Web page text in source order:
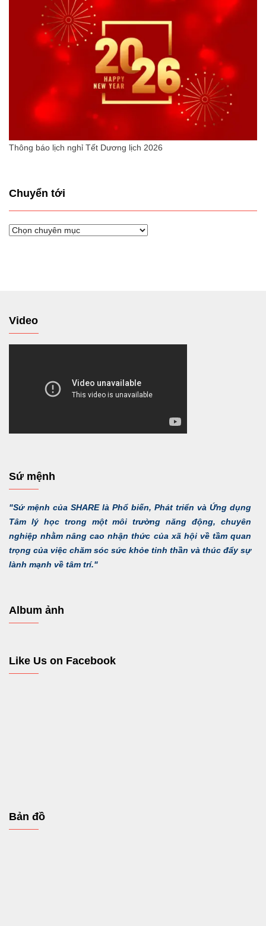
Thông báo lịch nghỉ Tết Dương lịch 2026
Chuyển tới
Chuyển
Video
Sứ mệnh
"Sứ mệnh của SHARE là Phổ biến, Phát triển và Ứng dụng
Tâm lý học trong một môi trường năng động, chuyên
nghiệp nhằm nâng cao nhận thức của xã hội về tầm quan
trọng của việc chăm sóc sức khỏe tinh thần và thúc đẩy sự
lành mạnh về tâm trí."
Album ảnh
Like Us on Facebook
Bản đồ